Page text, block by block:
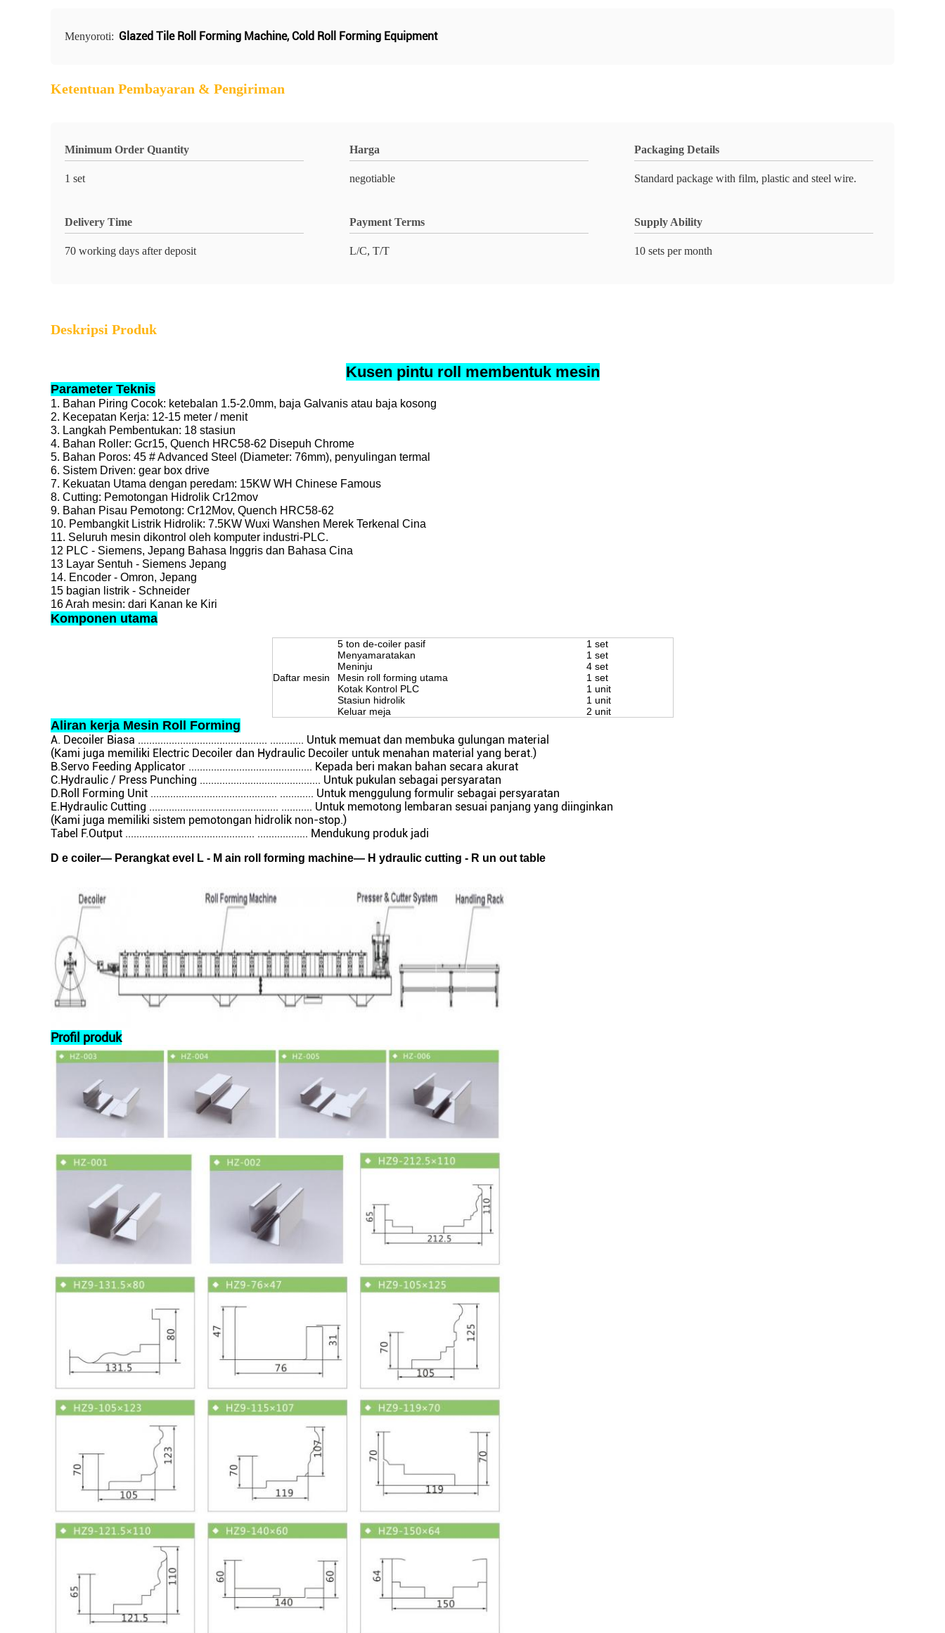
Menyoroti: Glazed Tile Roll Forming Machine, Cold Roll Forming Equipment
Ketentuan Pembayaran & Pengiriman
Minimum Order Quantity
1 set
Harga
negotiable
Packaging Details
Standard package with film, plastic and steel wire.
Delivery Time
70 working days after deposit
Payment Terms
L/C, T/T
Supply Ability
10 sets per month
Deskripsi Produk
Kusen pintu roll membentuk mesin
Parameter Teknis
1. Bahan Piring Cocok: ketebalan 1.5-2.0mm, baja Galvanis atau baja kosong
2. Kecepatan Kerja: 12-15 meter / menit
3. Langkah Pembentukan: 18 stasiun
4. Bahan Roller: Gcr15, Quench HRC58-62 Disepuh Chrome
5. Bahan Poros: 45 # Advanced Steel (Diameter: 76mm), penyulingan termal
6. Sistem Driven: gear box drive
7. Kekuatan Utama dengan peredam: 15KW WH Chinese Famous
8. Cutting: Pemotongan Hidrolik Cr12mov
9. Bahan Pisau Pemotong: Cr12Mov, Quench HRC58-62
10. Pembangkit Listrik Hidrolik: 7.5KW Wuxi Wanshen Merek Terkenal Cina
11. Seluruh mesin dikontrol oleh komputer industri-PLC.
12 PLC - Siemens, Jepang Bahasa Inggris dan Bahasa Cina
13 Layar Sentuh - Siemens Jepang
14. Encoder - Omron, Jepang
15 bagian listrik - Schneider
16 Arah mesin: dari Kanan ke Kiri
Komponen utama
Daftar mesin
5 ton de-coiler pasif
1 set
Menyamaratakan
1 set
Meninju
4 set
Mesin roll forming utama
1 set
Kotak Kontrol PLC
1 unit
Stasiun hidrolik
1 unit
Keluar meja
2 unit
Aliran kerja Mesin Roll Forming
A. Decoiler Biasa .............................................. ............ Untuk memuat dan membuka gulungan material
(Kami juga memiliki Electric Decoiler dan Hydraulic Decoiler untuk menahan material yang berat.)
B.Servo Feeding Applicator ............................................ Kepada beri makan bahan secara akurat
C.Hydraulic / Press Punching ........................................... Untuk pukulan sebagai persyaratan
D.Roll Forming Unit ............................................. ............ Untuk menggulung formulir sebagai persyaratan
E.Hydraulic Cutting .............................................. ........... Untuk memotong lembaran sesuai panjang yang diinginkan
(Kami juga memiliki sistem pemotongan hidrolik non-stop.)
Tabel F.Output .............................................. .................. Mendukung produk jadi
D e coiler— Perangkat evel L - M ain roll forming machine— H ydraulic cutting - R un out table
Profil produk